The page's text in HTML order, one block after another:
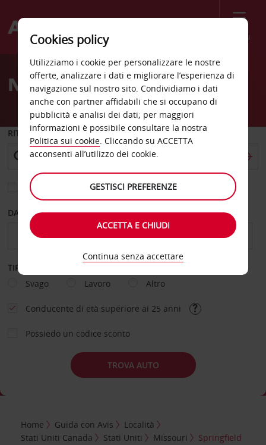
Menù
Welcome
AvisNoleggio auto Springfield
RITIRO DA
Scegli una località di riconsegna diversa
DAL GIORNO AL GIORNO
TIPOLOGIA DI NOLEGGIO
Svago
Lavoro Altro
Conducente di età superiore ai 25 anni
Possiedo un codice sconto
TROVA AUTO
Home Guida con Avis
Località
Stati Uniti Canada
Stati Uniti Missouri Springfield
Cookies policy
Utilizziamo i cookie per personalizzare le nostre
offerte, analizzare i dati e migliorare l’esperienza di
navigazione sul nostro sito. Condividiamo i dati
anche con partner affidabili che si occupano di
pubblicità e analisi dei dati; per maggiori
informazioni è possibile consultare la nostra
Politica sui cookie. Cliccando su ACCETTA
acconsenti all’utilizzo dei cookie.
GESTISCI PREFERENZE
ACCETTA E CHIUDI
Continua senza accettare